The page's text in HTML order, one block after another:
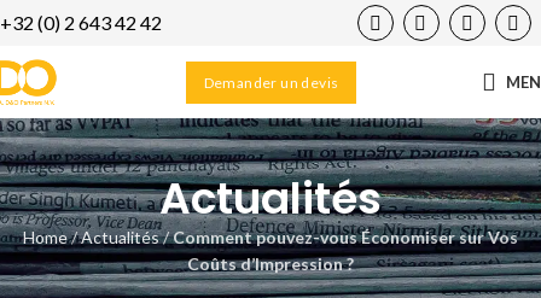
+32 (0) 2 643 42 42
Demander un devis
Actualités
Home/Actualités/Comment pouvez-vous Économiser sur Vos
Coûts d’Impression ?
24
JAN